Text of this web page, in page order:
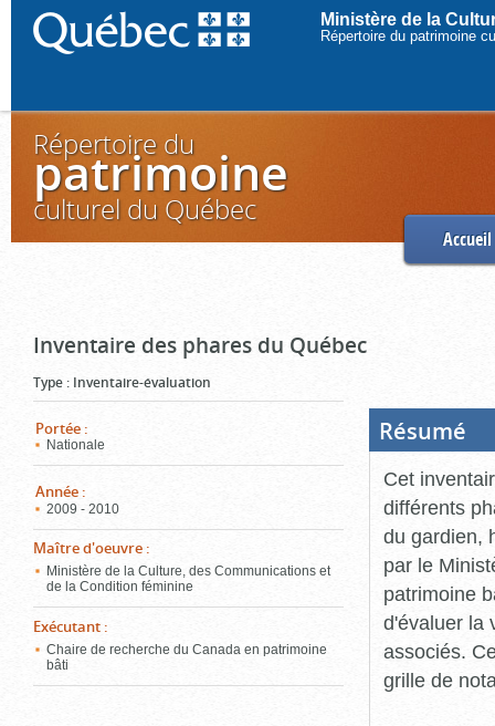
Ministère de la
Répertoire du patrimoine
Répertoire du
patrimoine
culturel du Québec
Accueil
Inventaire des phares du Québec
Type : Inventaire-évaluation
Portée :
Nationale
Année :
2009 - 2010
Maître d'oeuvre :
Ministère de la Culture, des Communications et
de la Condition féminine
Exécutant :
Chaire de recherche du Canada en patrimoine
bâti
Résumé
Cet
différents
du gardien,
par le
patrimoine
d'évaluer la
associés.
grille de